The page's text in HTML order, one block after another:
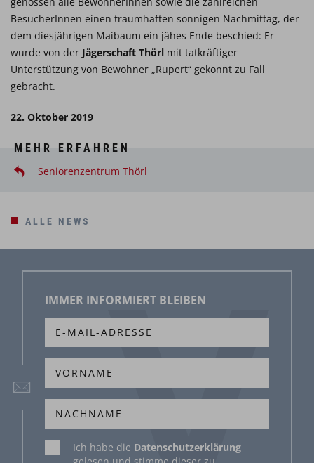
BesucherInnen einen traumhaften sonnigen Nachmittag, der
dem diesjährigen Maibaum ein jähes Ende beschied: Er
wurde von der Jägerschaft Thörl mit tatkräftiger
Unterstützung von Bewohner „Rupert“ gekonnt zu Fall
gebracht.
22. Oktober 2019
MEHR ERFAHREN
Seniorenzentrum Thörl
ALLE NEWS
IMMER INFORMIERT BLEIBEN
Ich habe die Datenschutzerklärung